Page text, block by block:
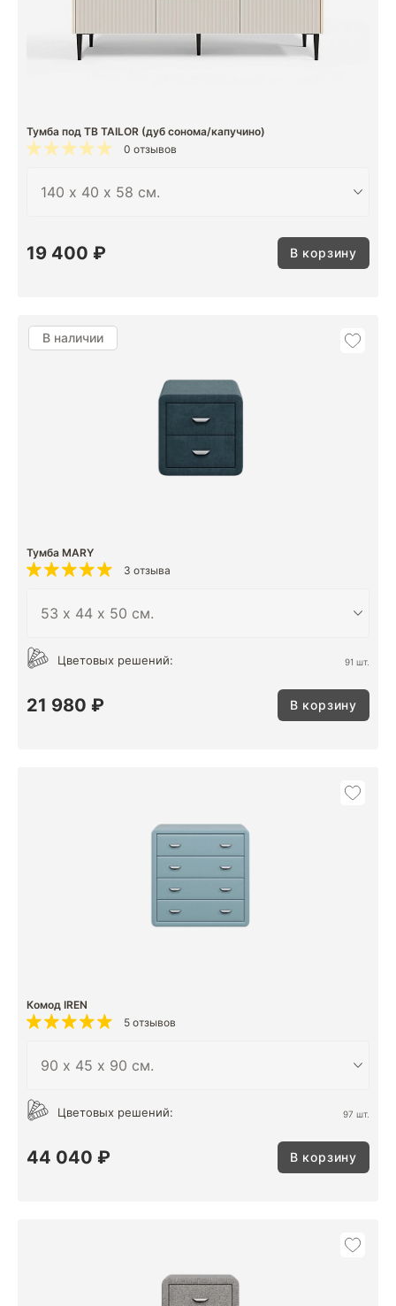
Тумба под ТВ TAILOR (дуб сонома/капучино)
0 отзывов
19 400 ₽ В корзину
В наличии
Тумба MARY
3 отзыва
Цветовых решений: 91 шт.
21 980 ₽ В корзину
Комод IREN
5 отзывов
Цветовых решений: 97 шт.
44 040 ₽ В корзину